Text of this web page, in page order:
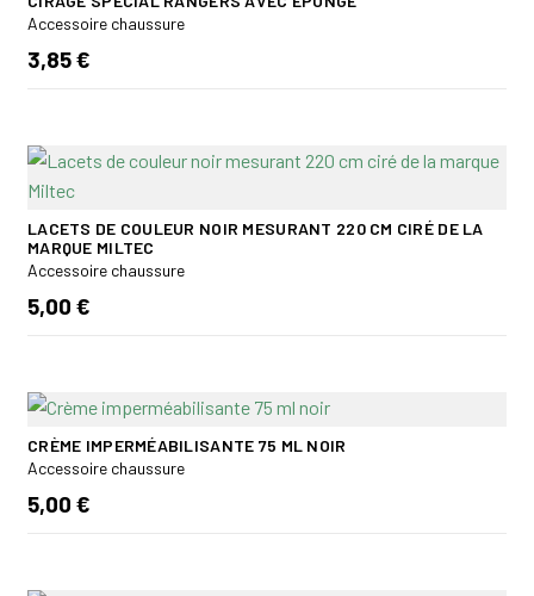
Accessoire chaussure
3,85 €
LACETS DE COULEUR NOIR MESURANT 220 CM CIRÉ DE LA
MARQUE MILTEC
Accessoire chaussure
5,00 €
CRÈME IMPERMÉABILISANTE 75 ML NOIR
Accessoire chaussure
5,00 €